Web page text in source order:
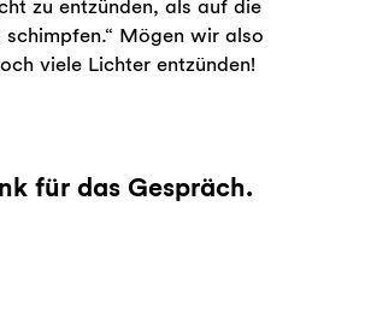
zu entzünden, als auf die
schimpfen.“ Mögen wir also
viele Lichter entzünden!
für das Gespräch.